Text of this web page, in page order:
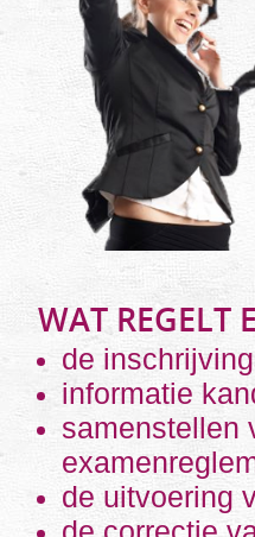
WAT REGELT
de
informatie
samenstellen
de uitvoering